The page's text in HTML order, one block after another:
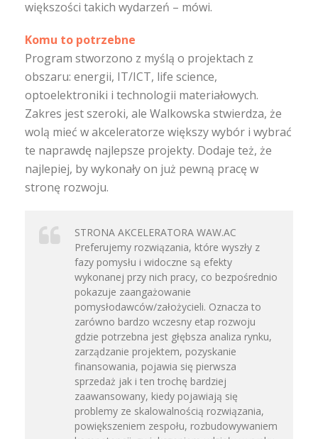
większości takich wydarzeń – mówi.
Komu to potrzebne
Program stworzono z myślą o projektach z
obszaru: energii, IT/ICT, life science,
optoelektroniki i technologii materiałowych.
Zakres jest szeroki, ale Walkowska stwierdza, że
wolą mieć w akceleratorze większy wybór i wybrać
te naprawdę najlepsze projekty. Dodaje też, że
najlepiej, by wykonały on już pewną pracę w
stronę rozwoju.
STRONA AKCELERATORA WAW.AC
Preferujemy rozwiązania, które wyszły z
fazy pomysłu i widoczne są efekty
wykonanej przy nich pracy, co bezpośrednio
pokazuje zaangażowanie
pomysłodawców/założycieli. Oznacza to
zarówno bardzo wczesny etap rozwoju
gdzie potrzebna jest głębsza analiza rynku,
zarządzanie projektem, pozyskanie
finansowania, pojawia się pierwsza
sprzedaż jak i ten trochę bardziej
zaawansowany, kiedy pojawiają się
problemy ze skalowalnością rozwiązania,
powiększeniem zespołu, rozbudowywaniem